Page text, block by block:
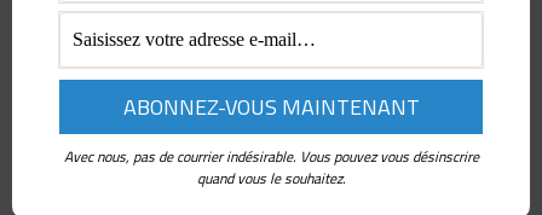
Des artistes contemporains à connaître
une photographe française reconnue, souvent associée à
l’exploration de l’intime, du nu et du portrait psychologique.
Avec nous, pas de courrier indésirable. Vous pouvez vous désinscrire
quand vous le souhaitez.